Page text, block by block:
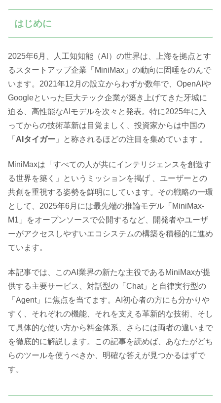
はじめに
2025年6月、人工知知能（AI）の世界は、上海を拠点とす
るスタートアップ企業「MiniMax」の動向に固唾をのんで
います。2021年12月の設立からわずか数年で、OpenAIや
Googleといった巨大テック企業が築き上げてきた牙城に
迫る、高性能なAIモデルを次々と発表。特に2025年に入
ってからの技術革新は目覚ましく、投資家からは中国の
「 AIタイガー 」と称されるほどの注目を集めています 。
MiniMaxは「すべての人が共にインテリジェンスを創造す
る世界を築く」というミッションを掲げ 、ユーザーとの
共創を重視する姿勢を鮮明にしています。その戦略の一環
として、2025年6月には最先端の推論モデル「MiniMax-
M1」をオープンソースで公開するなど、開発者やユーザ
ーがアクセスしやすいエコシステムの構築を積極的に進め
ています。
本記事では、このAI業界の新たな主役であるMiniMaxが提
供する主要サービス、対話型の「Chat」と自律実行型の
「Agent」に焦点を当てます。AI初心者の方にも分かりや
すく、それぞれの機能、それを支える革新的な技術、そし
て具体的な使い方から料金体系、さらには両者の違いまで
を徹底的に解説します。この記事を読めば、あなたがどち
らのツールを使うべきか、明確な答えが見つかるはずで
す。